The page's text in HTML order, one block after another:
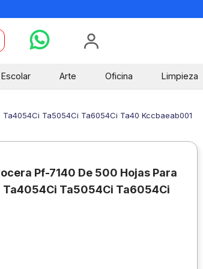
Escolar Arte Oficina Limpieza
Ta5054Ci Ta6054Ci Ta40 Kccbaeab001
Pf-7140 De 500 Hojas Para
Ta5054Ci Ta6054Ci